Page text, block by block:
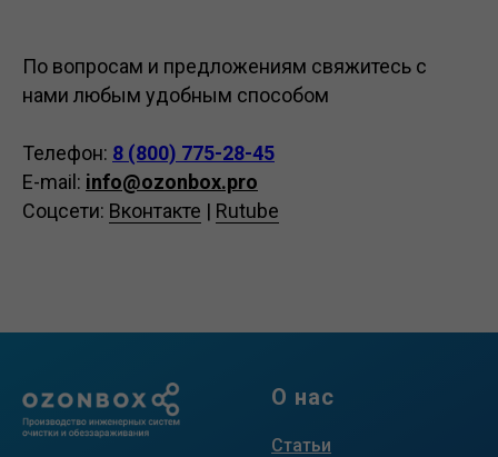
По вопросам и предложениям свяжитесь с
нами любым удобным способом
Телефон: 8 (800) 775-28-45
E-mail: info@ozonbox.pro
Соцсети: Вконтакте | Rutube
О нас
Статьи